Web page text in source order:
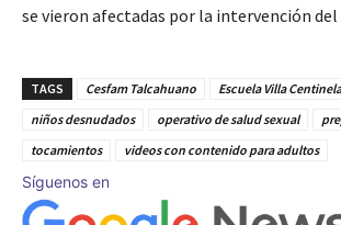
se vieron afectadas por la intervención del
TAGS Cesfam Talcahuano
Escuela Villa
niños desnudados
operativo de salud sexual
tocamientos
videos con contenido para adultos
Síguenos en